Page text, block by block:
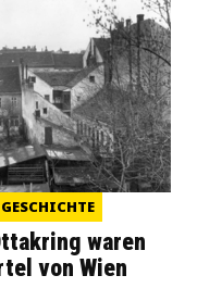
waren
von Wien